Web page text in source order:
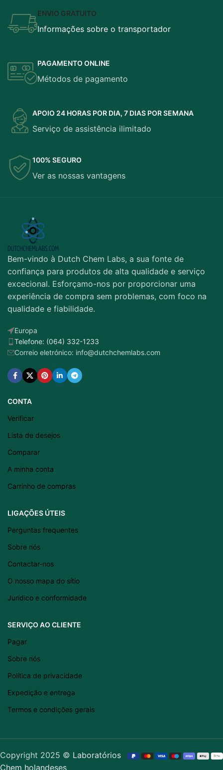
ENVIO GRATUITO
Informações sobre o transportador
PAGAMENTO ONLINE
Métodos de pagamento
APOIO 24 HORAS POR DIA, 7 DIAS POR SEMANA
Serviço de assistência ilimitado
100% SEGURO
Ver as nossas vantagens
Bem-vindo à Dutch Chem Labs, a sua fonte de
confiança para produtos de alta qualidade e serviço
excecional. Esforçamo-nos por proporcionar uma
experiência de compra sem problemas, com foco na
qualidade e fiabilidade.
Europa
Telefone: (064) 332-1233
Correio eletrónico: info@dutchchemlabs.com
CONTA
Verificar
Lista de desejos
Comparar
A minha conta
Carrinho de compras
LIGAÇÕES ÚTEIS
Perguntas frequentes
Sobre nós
Contactar-nos
O nosso mapa do sítio
Jurídico e conformidade
SERVIÇO AO CLIENTE
Pagar
Sobre nós
Política de privacidade
Expedição e entrega
Termos e condições gerais
Copyright 2025 © Laboratórios
Chem holandeses
English